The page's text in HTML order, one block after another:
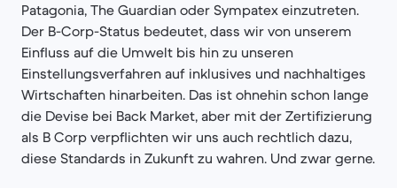
Patagonia, The Guardian oder Sympatex einzutreten.
Der B-Corp-Status bedeutet, dass wir von unserem
Einfluss auf die Umwelt bis hin zu unseren
Einstellungsverfahren auf inklusives und nachhaltiges
Wirtschaften hinarbeiten. Das ist ohnehin schon lange
die Devise bei Back Market, aber mit der Zertifizierung
als B Corp verpflichten wir uns auch rechtlich dazu,
diese Standards in Zukunft zu wahren. Und zwar gerne.